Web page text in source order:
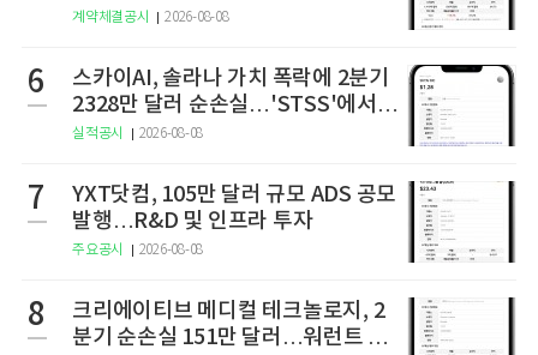
결
계약체결공시 2026-08-08
6
스카이AI, 솔라나 가치 폭락에 2분기
2328만 달러 순손실…'STSS'에서
사명·티커 변경 완료
실적공시 2026-08-08
7
YXT닷컴, 105만 달러 규모 ADS 공모
발행…R&D 및 인프라 투자
주요공시 2026-08-08
8
크리에이티브 메디컬 테크놀로지, 2
분기 순손실 151만 달러…워런트 행